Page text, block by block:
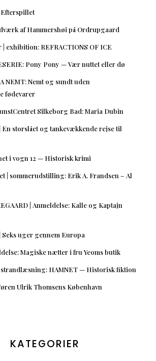
Efterspillet
af Hammershøi på Ordrupgaard
exhibition: REFRACTIONS OF ICE
Pony Pony — Vær nuttet eller dø
NEMT: Nemt og sundt uden
fødevarer
Silkeborg Bad: Maria Dubin
En storslået og tankevækkende rejse til
i vogn 12 — Historisk krimi
| sommerudstilling: Erik A. Frandsen – Al
| Anmeldelse: Kalle og Kaptajn
Seks uger gennem Europa
Magiske nætter i fru Yeoms butik
strandlæsning: HAMNET — Historisk fiktion
Ulrik Thomsens København
KATEGORIER